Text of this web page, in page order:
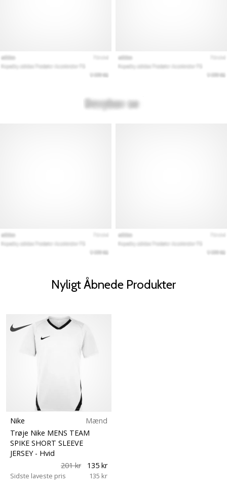
Nyligt Åbnede Produkter
Nike
Mænd
Trøje Nike MENS TEAM
SPIKE SHORT SLEEVE
JERSEY - Hvid
201 kr
135 kr
Sidste laveste pris 135 kr